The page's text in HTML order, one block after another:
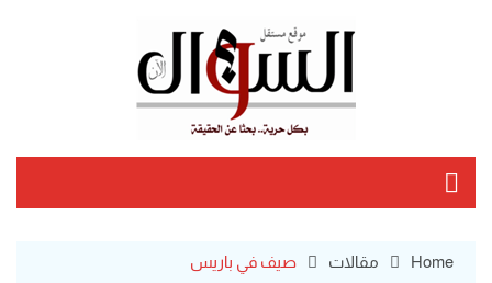
Home مقالات صيف في باريس